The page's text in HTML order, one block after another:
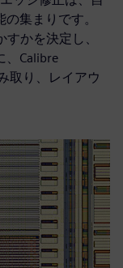
集まりです。
かを決定し、
、Calibre
取り、レイアウ